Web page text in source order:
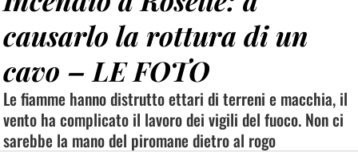
causarlo la rottura di un
cavo – LE FOTO
Le fiamme hanno distrutto ettari di terreni e macchia, il
vento ha complicato il lavoro dei vigili del fuoco. Non ci
sarebbe la mano del piromane dietro al rogo